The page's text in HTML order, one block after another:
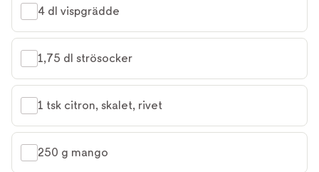
4 dl vispgrädde
1,75 dl strösocker
1 tsk citron, skalet, rivet
250 g mango